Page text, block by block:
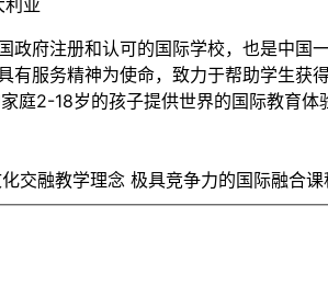
政府注册和认可的国际学校，也是中
有服务精神为使命，致力于帮助学生
庭2-18岁的孩子提供世界的国际教育
交融教学理念 极具竞争力的国际融合课